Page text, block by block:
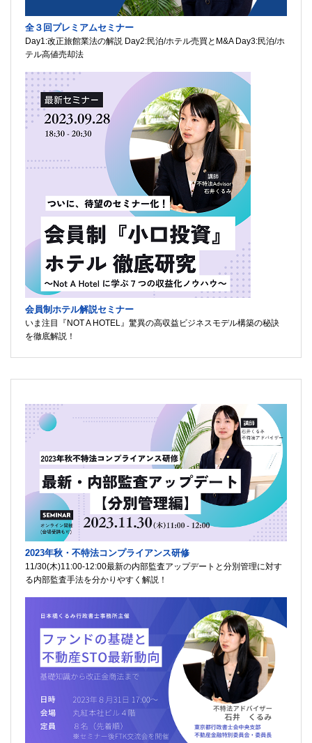
全３回プレミアムセミナー
Day1:改正旅館業法の解説 Day2:民泊/ホテル売買とM&A Day3:民泊/ホ
テル高値売却法
会員制ホテル解説セミナー
いま注目『NOT A HOTEL』驚異の高収益ビジネスモデル構築の秘訣
を徹底解説！
2023年秋・不特法コンプライアンス研修
11/30(木)11:00-12:00最新の内部監査アップデートと分別管理に対す
る内部監査手法を分かりやすく解説！